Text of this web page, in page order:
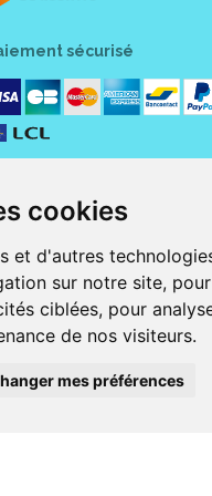
cookies
et d'autres
sur notre site,
ciblées, pour
de nos visiteurs.
mes préférences
sécurisé
Jeanne d' Harcourt, 80300 Albert.
ordonnance.
et iPod touch), ou sur Google Play
Bancontact, PayPal.